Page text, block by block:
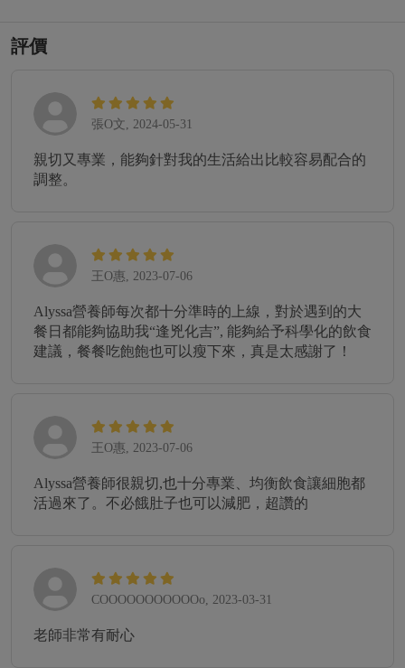
評價
張O文, 2024-05-31
親切又專業，能夠針對我的生活給出比較容易配合的
調整。
王O惠, 2023-07-06
Alyssa營養師每次都十分準時的上線，對於遇到的大
餐日都能夠協助我“逢兇化吉”, 能夠給予科學化的飲食
建議，餐餐吃飽飽也可以瘦下來，真是太感謝了！
王O惠, 2023-07-06
Alyssa營養師很親切,也十分專業、均衡飲食讓細胞都
活過來了。不必餓肚子也可以減肥，超讚的
COOOOOOOOOOOo, 2023-03-31
老師非常有耐心